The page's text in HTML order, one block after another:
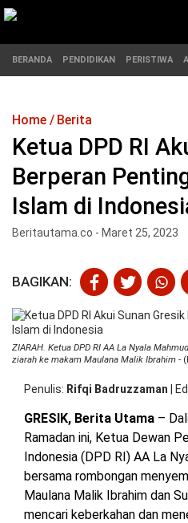
MASUK
BERANDA
PERISTIWA
PEMERINTAHAN
PENDIDIKAN
HUKUM
PENDIDIKAN
BERITABARU.CO
KABARBARU.CO
SERIKATNEWS.COM
PEWARTANUSANTARA.COM
LANGGAR.CO
JOBNAS.COM
SURAU.CO
REDAKSI
TENTANG
KAMI
KERJASAMA
PEDOMAN
MEDIA
CYBER
BERANDA PENDIDIKAN PERISTIWA
Home Berita
Ketua DPD RI
Berperan
Islam di
Beritautama.co - Maret 25, 2023
BAGIKAN:
ZIARAH. Ketua DPD RI AA La Nyala
ziarah ke makam Maulana Malik Ibrahim - (
Penulis Rifqi Badruzzaman
GRESIK, Berita Utama –
Ramadan ini, Ketua Dewan
Indonesia (DPD RI) AA La
bersama rombongan
Maulana Malik Ibrahim dan
mencari keberkahan dan